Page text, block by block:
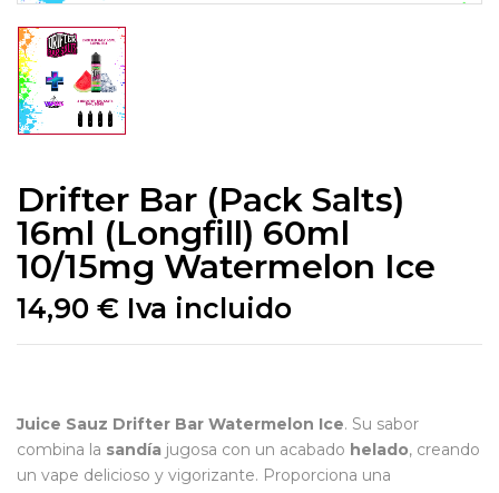
Drifter Bar (Pack Salts)
16ml (Longfill) 60ml
10/15mg Watermelon Ice
14,90 € Iva incluido
Juice Sauz Drifter Bar Watermelon Ice. Su sabor
combina la sandía jugosa con un acabado helado, creando
un vape delicioso y vigorizante. Proporciona una